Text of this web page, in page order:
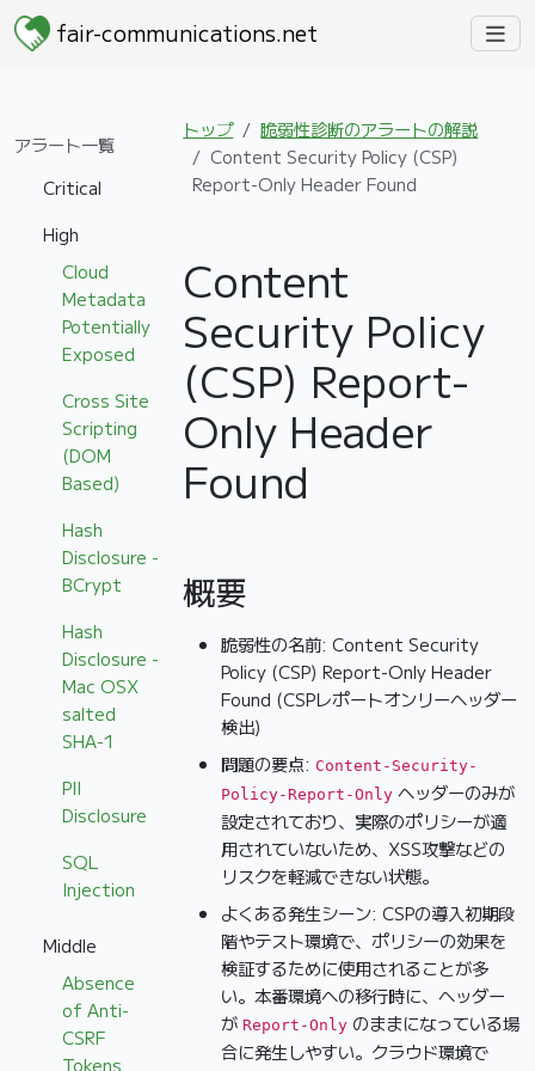
fair-communications.net
アラート一覧
Critical
High
Cloud
Metadata
Potentially
Exposed
Cross Site
Scripting
(DOM
Based)
Hash
Disclosure -
BCrypt
Hash
Disclosure -
Mac OSX
salted
SHA-1
PII
Disclosure
SQL
Injection
Middle
Absence
of Anti-
CSRF
Tokens
トップ
脆弱性診断のアラートの解説
Content Security Policy (CSP)
Report-Only Header Found
Content
Security Policy
(CSP) Report-
Only Header
Found
概要
脆弱性の名前: Content Security
Policy (CSP) Report-Only Header
Found (CSPレポートオンリーヘッダー
検出)
問題の要点:Content-Security-
Policy-Report-Only ヘッダーのみが
設定されており、実際のポリシーが適
用されていないため、XSS攻撃などの
リスクを軽減できない状態。
よくある発生シーン: CSPの導入初期段
階やテスト環境で、ポリシーの効果を
検証するために使用されることが多
い。本番環境への移行時に、ヘッダー
が Report-Only のままになっている場
合に発生しやすい。クラウド環境で